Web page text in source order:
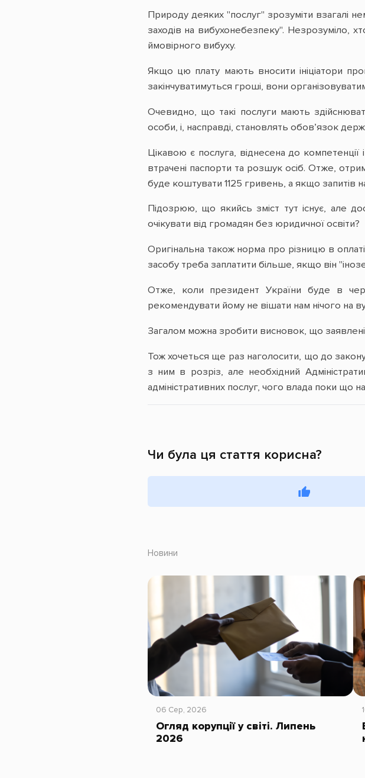
Природу деяких "послуг" зрозуміти взагалі
заходів на вибухонебезпеку". Незрозуміло,
ймовірного вибуху.
Якщо цю плату мають вносити ініціатори
закінчуватимуться гроші, вони
Очевидно, що такі послуги мають
особи, і, насправді, становлять обов’язок
Цікавою є послуга, віднесена до
втрачені паспорти та розшук осіб. Отже,
буде коштувати 1125 гривень, а якщо запитів
Підозрюю, що якийсь зміст тут існує, але
очікувати від громадян без юридичної освіти?
Оригінальна також норма про різницю в
засобу треба заплатити більше, якщо він
Отже, коли президент України буде в
рекомендувати йому не вішати нам нічого на
Загалом можна зробити висновок, що
Тож хочеться ще раз наголосити, що до закону
з ним в розріз, але необхідний
адміністративних послуг, чого влада поки що
Чи була ця стаття корисна?
Новини
06 Сер, 2026
Огляд корупції у світі. Липень
2026